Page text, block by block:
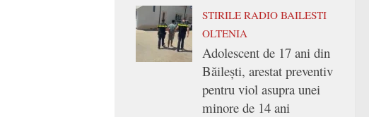
STIRILE RADIO BAILESTI
OLTENIA
Adolescent de 17 ani din
Băilești, arestat preventiv
pentru viol asupra unei
minore de 14 ani